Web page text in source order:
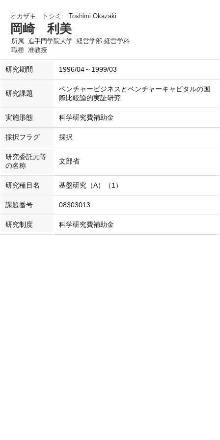
オカザキ トシミ Toshimi Okazaki
岡崎 利美
所属 追手門学院大学 経営学部 経営学科
職種 准教授
研究期間 1996/04～1999/03
研究課題
ベンチャービジネスとベンチャーキャピタルの国
際比較論的実証研究
実施形態 科学研究費補助金
採択フラグ 採択
研究委託元等
の名称
文部省
研究種目名 基盤研究（A）（1）
課題番号 08303013
研究制度 科学研究費補助金